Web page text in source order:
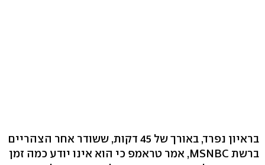
בראיון נפרד, באורך של 45 דקות, ששודר אחר הצהריים
ברשת MSNBC, אמר טראמפ כי הוא אינו יודע כמה זמן